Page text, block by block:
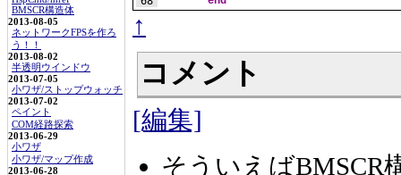
BMSCR構造体
2013-08-05
ネットワークFPSを作ろ
う！！
2013-08-02
半透明ウインドウ
2013-07-05
小ワザ/ストップウォッチ
2013-07-02
ペイント
COM経路探索
2013-06-29
小ワザ
小ワザ/マップ作成
2013-06-28
↑
コメント
[編集]
そういえばBMSCR